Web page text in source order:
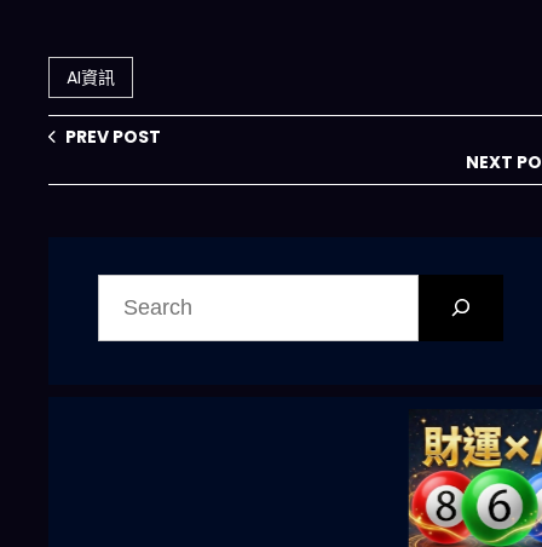
命，傳統供電商慌
了？
場衝向兆美元級？
AI資訊
PREV POST
NEXT